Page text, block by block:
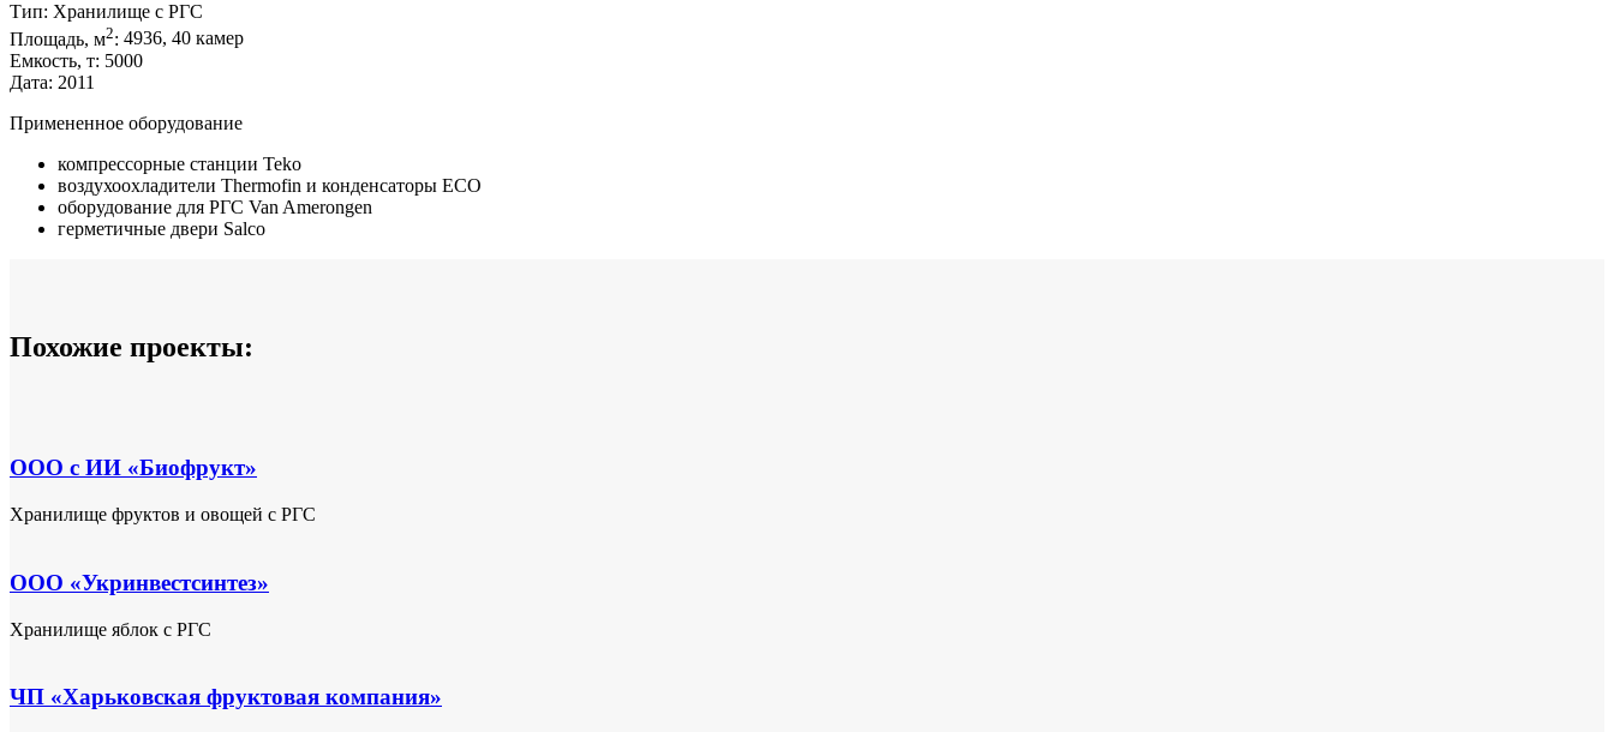
Тип: Хранилище с РГС
Площадь, м2: 4936, 40 камер
Емкость, т: 5000
Дата: 2011
Примененное оборудование
компрессорные станции Teko
воздухоохладители Thermofin и конденсаторы ECO
оборудование для РГС Van Amerongen
герметичные двери Salco
Похожие проекты:
ООО с ИИ «Биофрукт»
Хранилище фруктов и овощей с РГС
ООО «Укринвестсинтез»
Хранилище яблок с РГС
ЧП «Харьковская фруктовая компания»